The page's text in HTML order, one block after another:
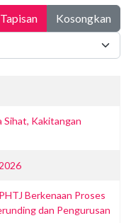
Tapisan Kosongkan
Sihat, Kakitangan
Berkenaan Proses
dan Pengurusan